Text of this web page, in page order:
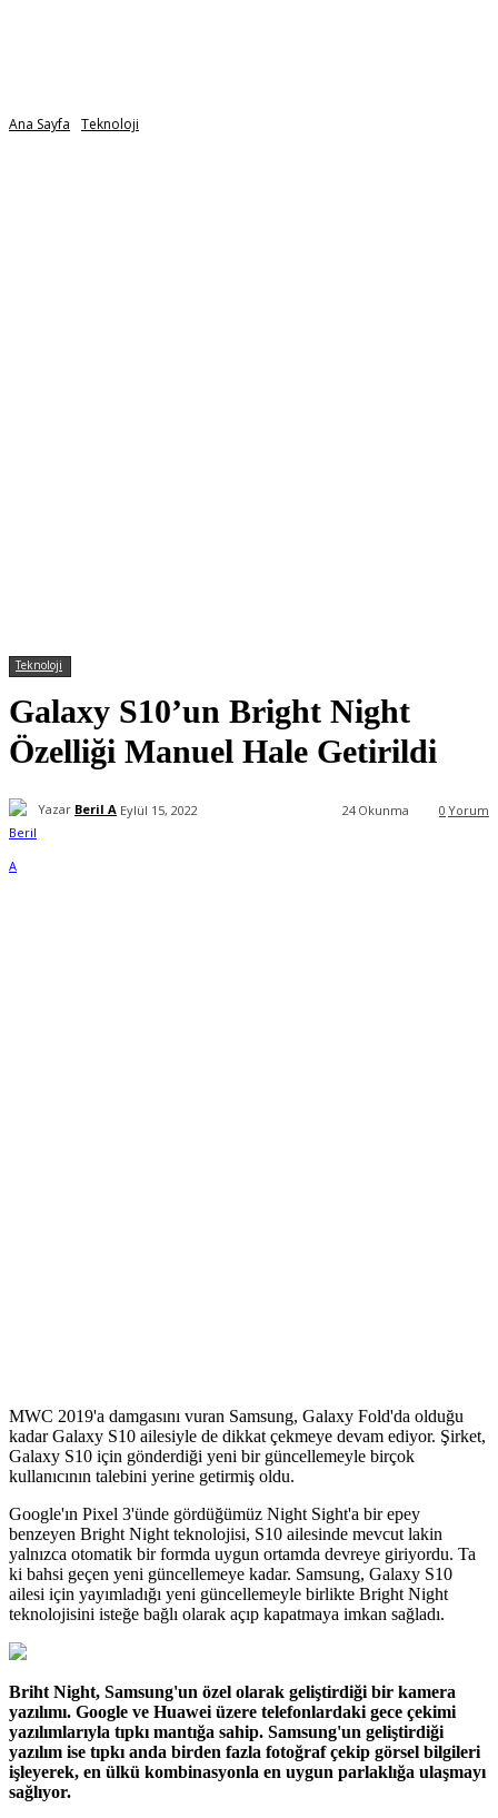
Ana Sayfa Teknoloji
Teknoloji
Galaxy S10’un Bright Night
Özelliği Manuel Hale Getirildi
Yazar Beril A Eylül 15, 2022 0 Yorum
24 Okunma
MWC 2019'a damgasını vuran Samsung, Galaxy Fold'da olduğu
kadar Galaxy S10 ailesiyle de dikkat çekmeye devam ediyor. Şirket,
Galaxy S10 için gönderdiği yeni bir güncellemeyle birçok
kullanıcının talebini yerine getirmiş oldu.
Google'ın Pixel 3'ünde gördüğümüz Night Sight'a bir epey
benzeyen Bright Night teknolojisi, S10 ailesinde mevcut lakin
yalnızca otomatik bir formda uygun ortamda devreye giriyordu. Ta
ki bahsi geçen yeni güncellemeye kadar. Samsung, Galaxy S10
ailesi için yayımladığı yeni güncellemeyle birlikte Bright Night
teknolojisini isteğe bağlı olarak açıp kapatmaya imkan sağladı.
Briht Night, Samsung'un özel olarak geliştirdiği bir kamera
yazılımı. Google ve Huawei üzere telefonlardaki gece çekimi
yazılımlarıyla tıpkı mantığa sahip. Samsung'un geliştirdiği
yazılım ise tıpkı anda birden fazla fotoğraf çekip görsel bilgileri
işleyerek, en ülkü kombinasyonla en uygun parlaklığa ulaşmayı
sağlıyor.